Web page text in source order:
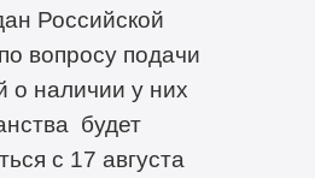
Российской
вопросу подачи
о наличии у них
будет
с 17 августа